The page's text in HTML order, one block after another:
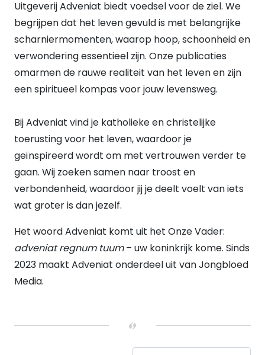
Nee (84)
Ja (55)
UITVOERING
Paperback
E-book (22)
Uitgeverij Adveniat biedt voedsel voor de ziel. We
begrijpen dat het leven gevuld is met belangrijke
scharniermomenten, waarop hoop, schoonheid en
verwondering essentieel zijn. Onze publicaties
omarmen de rauwe realiteit van het leven en zijn
een spiritueel kompas voor jouw levensweg.
Bij Adveniat vind je katholieke en christelijke
toerusting voor het leven, waardoor je
geïnspireerd wordt om met vertrouwen verder te
gaan. Wij zoeken samen naar troost en
verbondenheid, waardoor jij je deelt voelt van iets
wat groter is dan jezelf.
Het woord Adveniat komt uit het Onze Vader:
adveniat regnum tuum– uw koninkrijk kome. Sinds
2023 maakt Adveniat onderdeel uit van Jongbloed
Media.